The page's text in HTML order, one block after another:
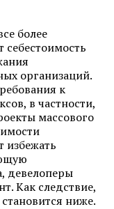
более
организаций.
к
в частности,
массового
избежать
девелоперы
Как следствие,
ниже.